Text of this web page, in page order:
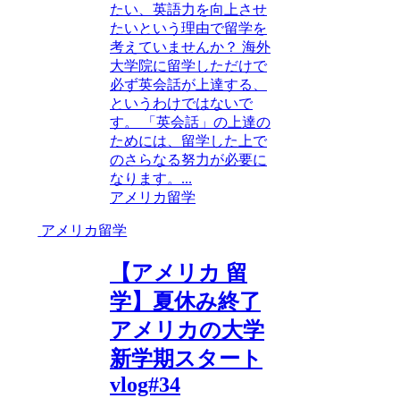
たい、英語力を向上させ
たいという理由で留学を
考えていませんか？ 海外
大学院に留学しただけで
必ず英会話が上達する、
というわけではないで
す。 「英会話」の上達の
ためには、留学した上で
のさらなる努力が必要に
なります。...
アメリカ留学
アメリカ留学
【アメリカ 留
学】夏休み終了
アメリカの大学
新学期スタート
vlog#34